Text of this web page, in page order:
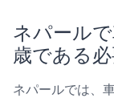
ネパール
歳である
ネパールでは、